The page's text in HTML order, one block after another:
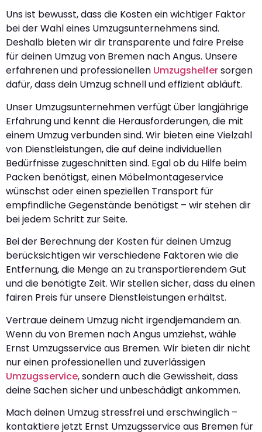
Uns ist bewusst, dass die Kosten ein wichtiger Faktor
bei der Wahl eines Umzugsunternehmens sind.
Deshalb bieten wir dir transparente und faire Preise
für deinen Umzug von Bremen nach Angus. Unsere
erfahrenen und professionellen Umzugshelfersorgen
dafür, dass dein Umzug schnell und effizient abläuft.
Unser Umzugsunternehmen verfügt über langjährige
Erfahrung und kennt die Herausforderungen, die mit
einem Umzug verbunden sind. Wir bieten eine Vielzahl
von Dienstleistungen, die auf deine individuellen
Bedürfnisse zugeschnitten sind. Egal ob du Hilfe beim
Packen benötigst, einen Möbelmontageservice
wünschst oder einen speziellen Transport für
empfindliche Gegenstände benötigst – wir stehen dir
bei jedem Schritt zur Seite.
Bei der Berechnung der Kosten für deinen Umzug
berücksichtigen wir verschiedene Faktoren wie die
Entfernung, die Menge an zu transportierendem Gut
und die benötigte Zeit. Wir stellen sicher, dass du einen
fairen Preis für unsere Dienstleistungen erhältst.
Vertraue deinem Umzug nicht irgendjemandem an.
Wenn du von Bremen nach Angus umziehst, wähle
Ernst Umzugsservice aus Bremen. Wir bieten dir nicht
nur einen professionellen und zuverlässigen
Umzugsservice, sondern auch die Gewissheit, dass
deine Sachen sicher und unbeschädigt ankommen.
Mach deinen Umzug stressfrei und erschwinglich –
kontaktiere jetzt Ernst Umzugsservice aus Bremen für